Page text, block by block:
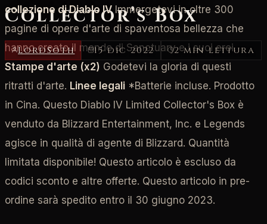
Collector’s Box
LordSoth 15 dic 2022 2 min lettura
collezione di Diablo IVImmergetevi in oltre 300
pagine di opere d'arte di spaventosa bellezza che
hanno creato il mondo di Sanctuary e i suoi eroi.
Stampe d'arte (x2) Godetevi la gloria di questi
ritratti d'arte. Linee legali *Batterie incluse. Prodotto
in Cina. Questo Diablo IV Limited Collector's Box è
venduto da Blizzard Entertainment, Inc. e Legends
agisce in qualità di agente di Blizzard. Quantità
limitata disponibile! Questo articolo è escluso da
codici sconto e altre offerte. Questo articolo in pre-
ordine sarà spedito entro il 30 giugno 2023.